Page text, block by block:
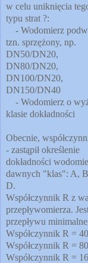
w celu uniknięcia
typu strat ?:
- Wodomierz
tzn. sprzężony, np.
DN50/DN20,
DN80/DN20,
DN100/DN20,
DN150/DN40
- Wodomierz o
klasie dokładności
Obecnie,
- zastąpił określenie
dokładności
dawnych "klas": A,
D.
Współczynnik R z
przepływomierza.
przepływu
Współczynnik R =
Współczynnik R =
Współczynnik R =